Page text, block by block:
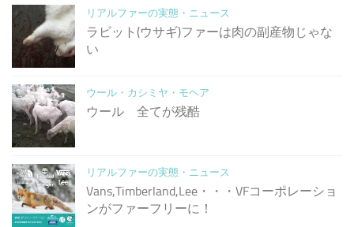
リアルファーの実態・ニュース
ラビット(ウサギ)ファーは肉の副産物じゃな
い
ウール・カシミヤ・モヘア
ウール 全てが残酷
リアルファーの実態・ニュース
Vans,Timberland,Lee・・・VFコーポレーショ
ンがファーフリーに！